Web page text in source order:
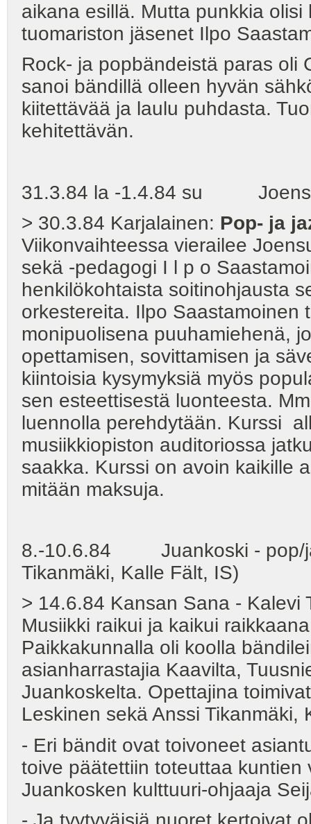
aikana esillä. Mutta punkkia
tuomariston jäsenet Ilpo
Rock- ja popbändeistä paras oli
sanoi bändillä olleen hyvän
kiitettävää ja laulu puhdasta.
kehitettävän.
31.3.84 la -1.4.84 su
> 30.3.84 Karjalainen: Pop- ja
Viikonvaihteessa vierailee
sekä -pedagogi I l p o
henkilökohtaista soitinohjausta
orkestereita. Ilpo Saastamoinen
monipuolisena puuhamiehenä,
opettamisen, sovittamisen ja
kiintoisia kysymyksiä myös
sen esteettisestä luonteesta.
luennolla perehdytään. Kurssi
musiikkiopiston auditoriossa
saakka. Kurssi on avoin kaikille
mitään maksuja.
8.-10.6.84 Juankoski - pop/
Tikanmäki, Kalle Fält, IS)
> 14.6.84 Kansan Sana - Kalevi
Musiikki raikui ja kaikui
Paikkakunnalla oli koolla
asianharrastajia Kaavilta,
Juankoskelta. Opettajina
Leskinen sekä Anssi
- Eri bändit ovat toivoneet
toive päätettiin toteuttaa
Juankosken kulttuuri-ohjaaja